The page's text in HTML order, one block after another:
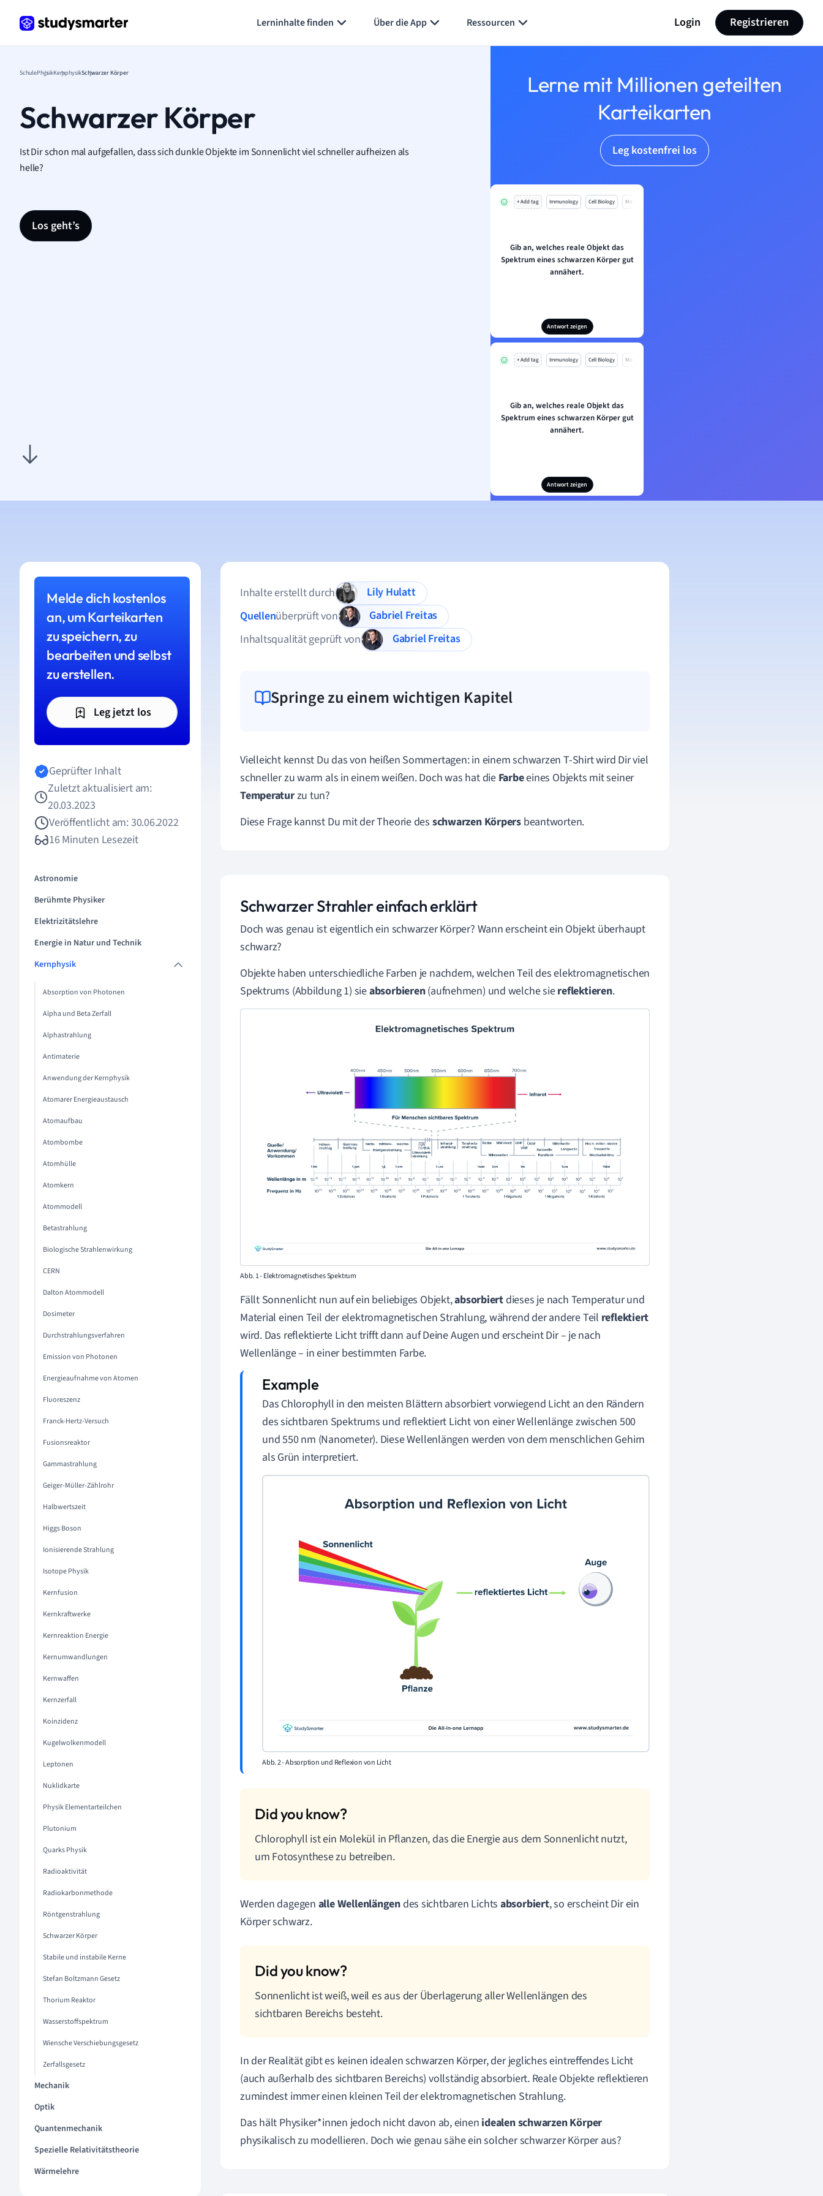
Lerninhalte finden Über die App Ressourcen Login Registrieren
SchulePhysikKernphysikSchwarzer Körper
Schwarzer Körper
Ist Dir schon mal aufgefallen, dass sich dunkle Objekte im Sonnenlicht viel schneller aufheizen als
helle?
Los geht’s
Lerne mit Millionen geteilten
Karteikarten
Leg kostenfrei los
+ Add tag Immunology Cell Biology Mo
Gib an, welches reale Objekt das
Spektrum eines schwarzen Körper gut
annähert.
Antwort zeigen
+ Add tag Immunology Cell Biology Mo
Gib an, welches reale Objekt das
Spektrum eines schwarzen Körper gut
annähert.
Antwort zeigen
Melde dich kostenlos
an, um Karteikarten
zu speichern, zu
bearbeiten und selbst
zu erstellen.
Leg jetzt los
Geprüfter Inhalt
Zuletzt aktualisiert am:
20.03.2023
Veröffentlicht am: 30.06.2022
16 Minuten Lesezeit
Astronomie
Berühmte Physiker
Elektrizitätslehre
Energie in Natur und Technik
Kernphysik
Absorption von Photonen
Alpha und Beta Zerfall
Alphastrahlung
Antimaterie
Anwendung der Kernphysik
Atomarer Energieaustausch
Atomaufbau
Atombombe
Atomhülle
Atomkern
Atommodell
Betastrahlung
Biologische Strahlenwirkung
CERN
Dalton Atommodell
Dosimeter
Durchstrahlungsverfahren
Emission von Photonen
Energieaufnahme von Atomen
Fluoreszenz
Franck-Hertz-Versuch
Fusionsreaktor
Gammastrahlung
Geiger-Müller-Zählrohr
Halbwertszeit
Higgs Boson
Ionisierende Strahlung
Isotope Physik
Kernfusion
Kernkraftwerke
Kernreaktion Energie
Kernumwandlungen
Kernwaffen
Kernzerfall
Koinzidenz
Kugelwolkenmodell
Leptonen
Nuklidkarte
Physik Elementarteilchen
Plutonium
Quarks Physik
Radioaktivität
Radiokarbonmethode
Röntgenstrahlung
Schwarzer Körper
Stabile und instabile Kerne
Stefan Boltzmann Gesetz
Thorium Reaktor
Wasserstoffspektrum
Wiensche Verschiebungsgesetz
Zerfallsgesetz
Mechanik
Optik
Quantenmechanik
Spezielle Relativitätstheorie
Wärmelehre
Inhalte erstellt durch
Lily Hulatt
Quellenüberprüft von
Gabriel Freitas
Inhaltsqualität geprüft von
Gabriel Freitas
Springe zu einem wichtigen Kapitel
Vielleicht kennst Du das von heißen Sommertagen: in einem schwarzen T-Shirt wird Dir viel
schneller zu warm als in einem weißen. Doch was hat die Farbeeines Objekts mit seiner
Temperaturzu tun?
Diese Frage kannst Du mit der Theorie des schwarzen Körpers beantworten.
Schwarzer Strahler einfach erklärt
Doch was genau ist eigentlich ein schwarzer Körper? Wann erscheint ein Objekt überhaupt
schwarz?
Objekte haben unterschiedliche Farben je nachdem, welchen Teil des elektromagnetischen
Spektrums (Abbildung 1) sieabsorbieren(aufnehmen) und welche siereflektieren.
Abb. 1 - Elektromagnetisches Spektrum
Fällt Sonnenlicht nun auf ein beliebiges Objekt,absorbiertdieses je nach Temperatur und
Material einen Teil der elektromagnetischen Strahlung, während der andere Teil reflektiert
wird. Das reflektierte Licht trifft dann auf Deine Augen und erscheint Dir – je nach
Wellenlänge – in einer bestimmten Farbe.
Das Chlorophyll in den meisten Blättern absorbiert vorwiegend Licht an den Rändern
des sichtbaren Spektrums und reflektiert Licht von einer Wellenlänge zwischen 500
und 550 nm (Nanometer). Diese Wellenlängen werden von dem menschlichen Gehirn
als Grün interpretiert.
Abb. 2 - Absorption und Reflexion von Licht
Chlorophyll ist ein Molekül in Pflanzen, das die Energie aus dem Sonnenlicht nutzt,
um Fotosynthese zu betreiben.
Werden dagegen alle Wellenlängendes sichtbaren Lichts absorbiert, so erscheint Dir ein
Körper schwarz.
Sonnenlicht ist weiß, weil es aus der Überlagerung aller Wellenlängen des
sichtbaren Bereichs besteht.
In der Realität gibt es keinen idealen schwarzen Körper, der jegliches eintreffendes Licht
(auch außerhalb des sichtbaren Bereichs) vollständig absorbiert. Reale Objekte reflektieren
zumindest immer einen kleinen Teil der elektromagnetischen Strahlung.
Das hält Physiker*innen jedoch nicht davon ab, einen idealen schwarzen Körper
physikalisch zu modellieren. Doch wie genau sähe ein solcher schwarzer Körper aus?